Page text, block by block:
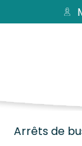
Aide et
Passer au
Passer au
Arrêts de